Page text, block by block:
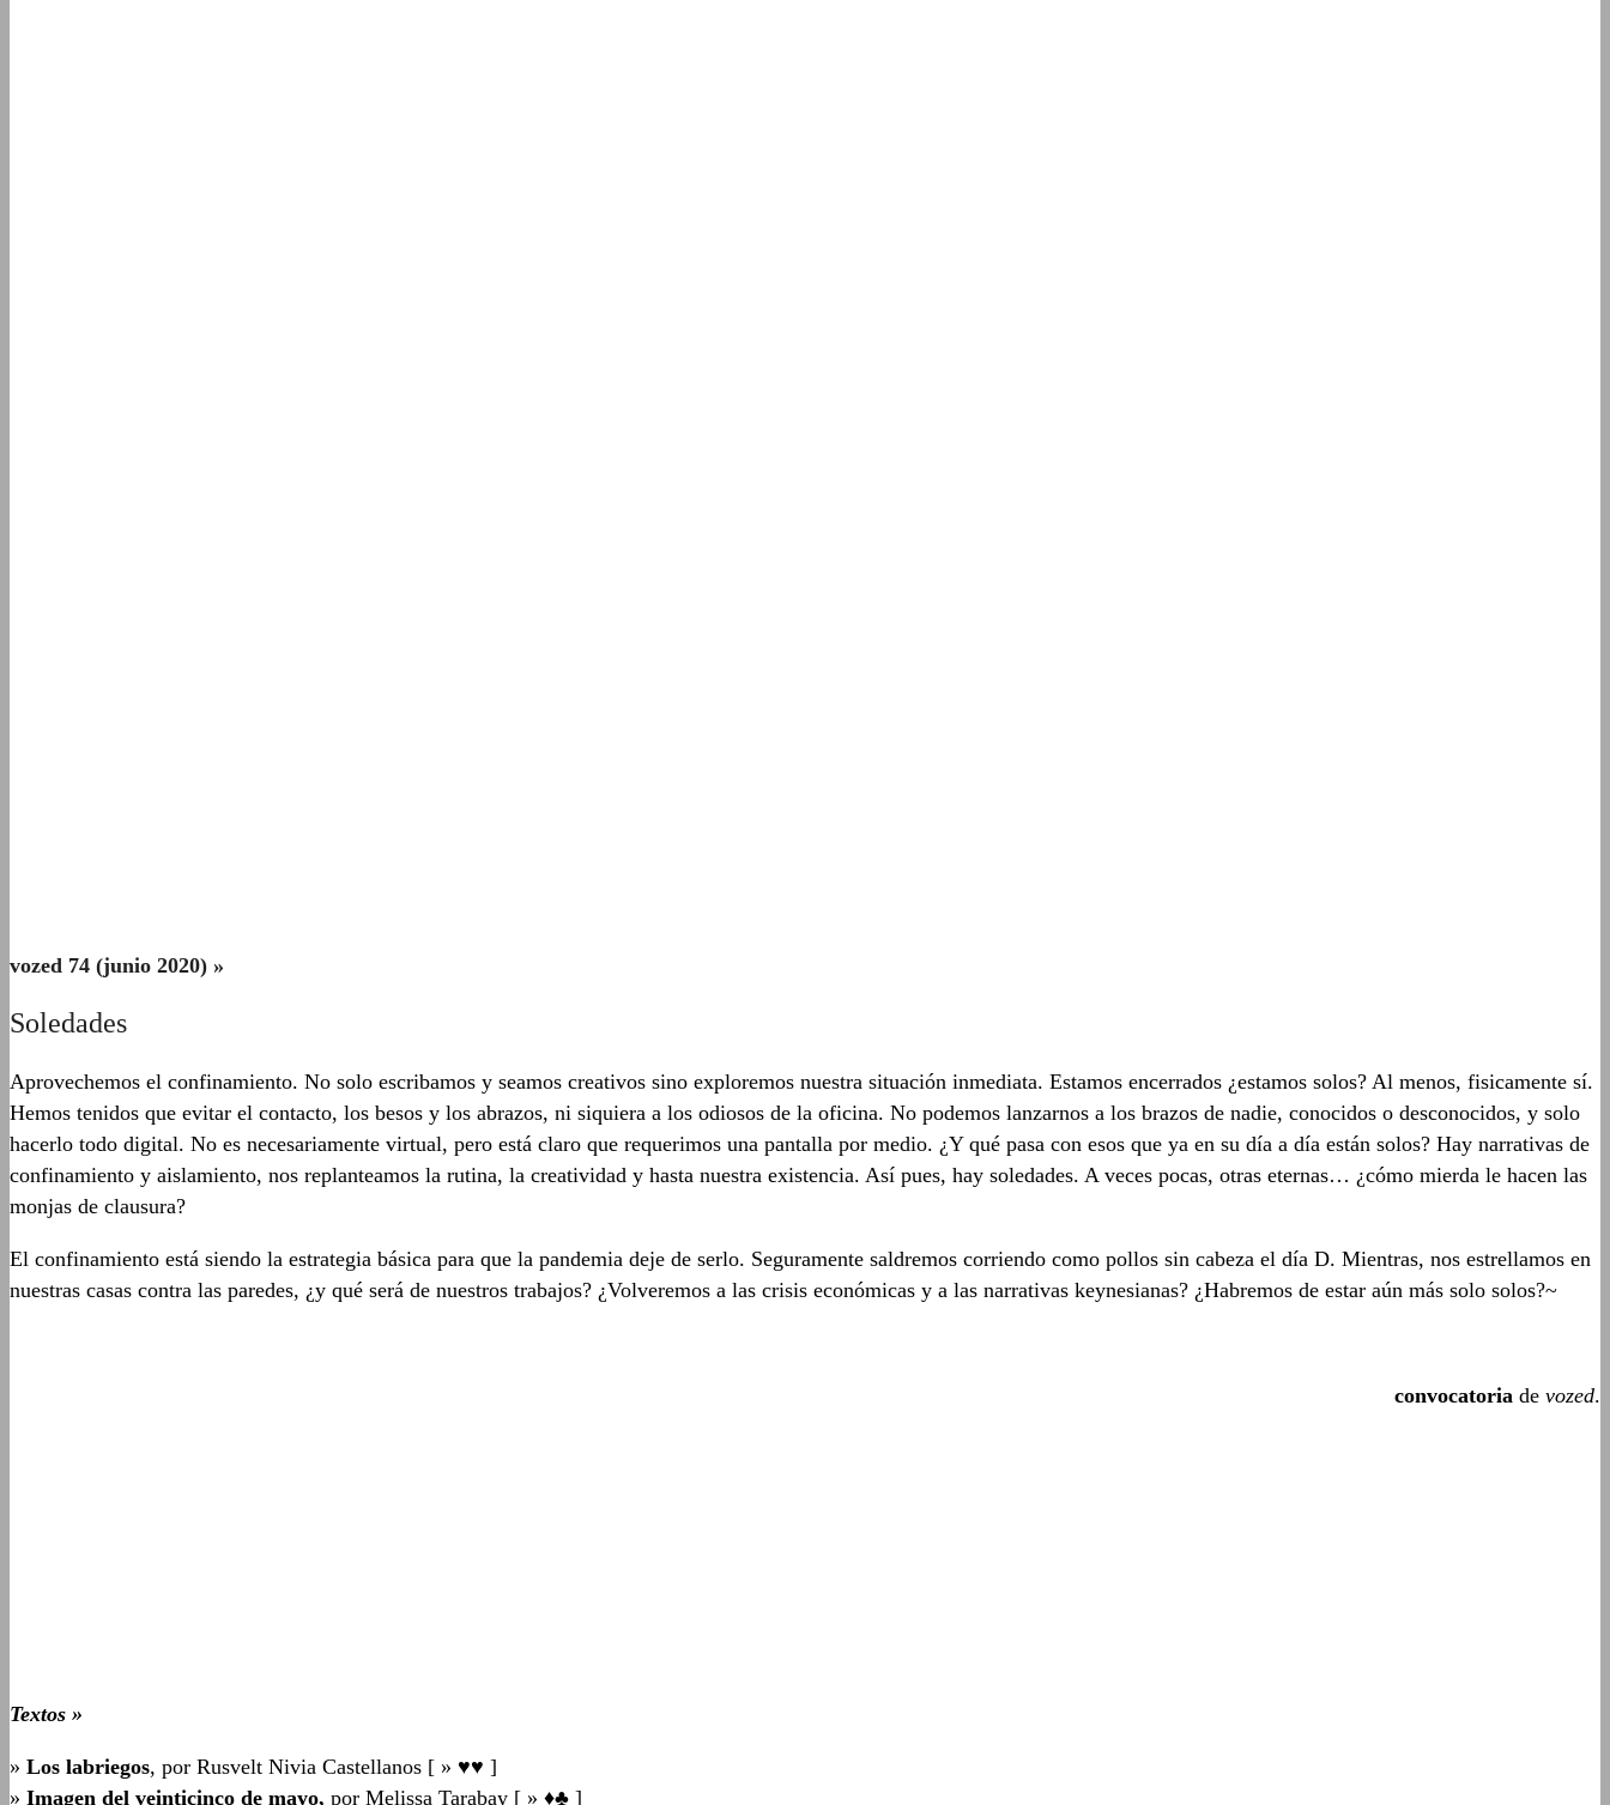
vozed 74 (junio 2020) »
Soledades
Aprovechemos el confinamiento. No solo escribamos y seamos creativos sino exploremos nuestra situación inmediata. Estamos encerrados ¿estamos solos? Al menos, fisicamente sí.
Hemos tenidos que evitar el contacto, los besos y los abrazos, ni siquiera a los odiosos de la oficina. No podemos lanzarnos a los brazos de nadie, conocidos o desconocidos, y solo
hacerlo todo digital. No es necesariamente virtual, pero está claro que requerimos una pantalla por medio. ¿Y qué pasa con esos que ya en su día a día están solos? Hay narrativas de
confinamiento y aislamiento, nos replanteamos la rutina, la creatividad y hasta nuestra existencia. Así pues, hay soledades. A veces pocas, otras eternas… ¿cómo mierda le hacen las
monjas de clausura?
El confinamiento está siendo la estrategia básica para que la pandemia deje de serlo. Seguramente saldremos corriendo como pollos sin cabeza el día D. Mientras, nos estrellamos en
nuestras casas contra las paredes, ¿y qué será de nuestros trabajos? ¿Volveremos a las crisis económicas y a las narrativas keynesianas? ¿Habremos de estar aún más solo solos?~
convocatoria de vozed.
Textos »
» Los labriegos, por Rusvelt Nivia Castellanos [ » ♥♥ ]
» Imagen del veinticinco de mayo, por Melissa Tarabay [ » ♦♣ ]